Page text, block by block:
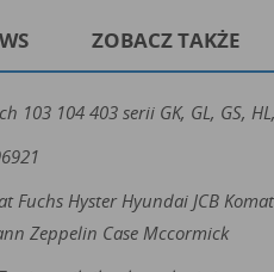
ZOBACZ TAKŻE
104 403 serii GK, GL, GS, HL,
Fuchs Hyster Hyundai JCB
Zeppelin Case Mccormick